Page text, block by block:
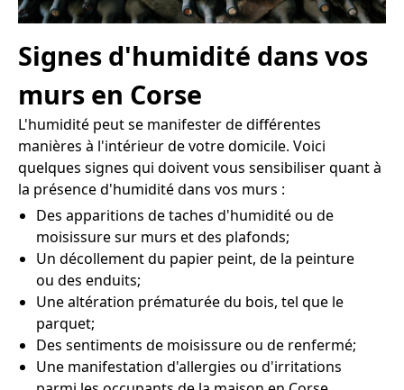
Signes d'humidité dans vos
murs en Corse
L'humidité peut se manifester de différentes
manières à l'intérieur de votre domicile. Voici
quelques signes qui doivent vous sensibiliser quant à
la présence d'humidité dans vos murs :
Des apparitions de taches d'humidité ou de
moisissure sur murs et des plafonds;
Un décollement du papier peint, de la peinture
ou des enduits;
Une altération prématurée du bois, tel que le
parquet;
Des sentiments de moisissure ou de renfermé;
Une manifestation d'allergies ou d'irritations